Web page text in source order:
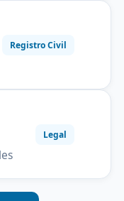
Registro Civil
Legal